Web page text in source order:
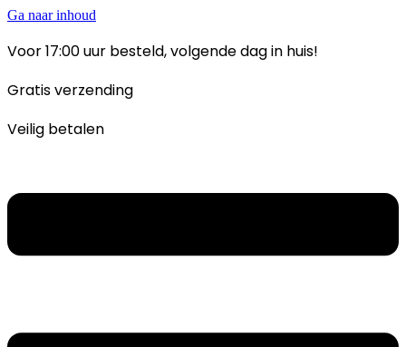
Ga naar inhoud
Voor 17:00 uur besteld, volgende dag in huis!
Gratis verzending
Veilig betalen